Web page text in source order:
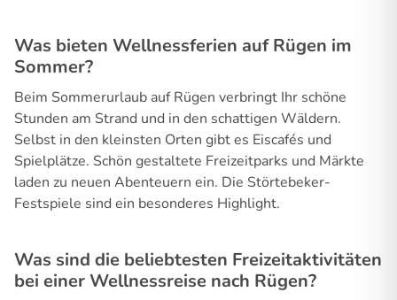
Was bieten Wellnessferien auf Rügen im
Sommer?
Beim Sommerurlaub auf Rügen verbringt Ihr schöne
Stunden am Strand und in den schattigen Wäldern.
Selbst in den kleinsten Orten gibt es Eiscafés und
Spielplätze. Schön gestaltete Freizeitparks und Märkte
laden zu neuen Abenteuern ein. Die Störtebeker-
Festspiele sind ein besonderes Highlight.
Was sind die beliebtesten Freizeitaktivitäten
bei einer Wellnessreise nach Rügen?